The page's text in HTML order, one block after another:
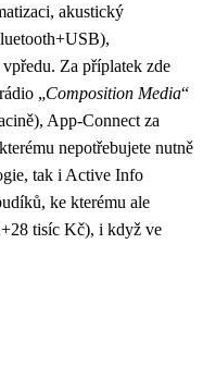
akustický
Za příplatek zde
„Composition Media“
App-Connect za
nepotřebujete nutně
tak i Active Info
ke kterému ale
tisíc Kč), i když ve